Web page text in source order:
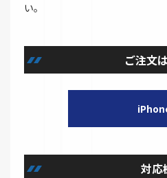
い。
ご注文
対応